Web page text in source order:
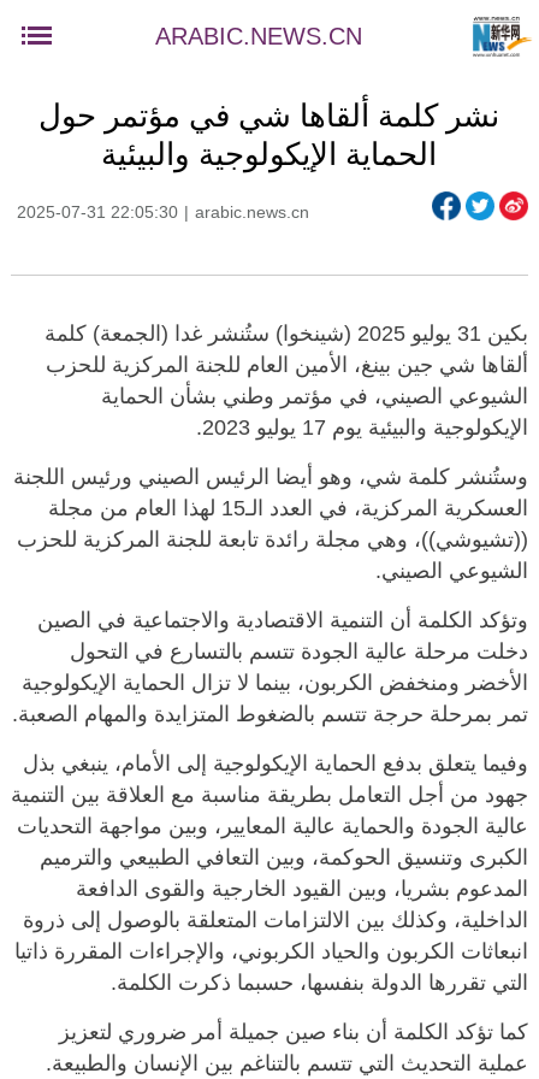
ARABIC.NEWS.CN
نشر كلمة ألقاها شي في مؤتمر حول
الحماية الإيكولوجية والبيئية
2025-07-31 22:05:30 | arabic.news.cn
بكين 31 يوليو 2025 (شينخوا) ستُنشر غدا (الجمعة) كلمة
ألقاها شي جين بينغ، الأمين العام للجنة المركزية للحزب
الشيوعي الصيني، في مؤتمر وطني بشأن الحماية
الإيكولوجية والبيئية يوم 17 يوليو 2023.
وستُنشر كلمة شي، وهو أيضا الرئيس الصيني ورئيس اللجنة
العسكرية المركزية، في العدد الـ15 لهذا العام من مجلة
((تشيوشي))، وهي مجلة رائدة تابعة للجنة المركزية للحزب
الشيوعي الصيني.
وتؤكد الكلمة أن التنمية الاقتصادية والاجتماعية في الصين
دخلت مرحلة عالية الجودة تتسم بالتسارع في التحول
الأخضر ومنخفض الكربون، بينما لا تزال الحماية الإيكولوجية
تمر بمرحلة حرجة تتسم بالضغوط المتزايدة والمهام الصعبة.
وفيما يتعلق بدفع الحماية الإيكولوجية إلى الأمام، ينبغي بذل
جهود من أجل التعامل بطريقة مناسبة مع العلاقة بين التنمية
عالية الجودة والحماية عالية المعايير، وبين مواجهة التحديات
الكبرى وتنسيق الحوكمة، وبين التعافي الطبيعي والترميم
المدعوم بشريا، وبين القيود الخارجية والقوى الدافعة
الداخلية، وكذلك بين الالتزامات المتعلقة بالوصول إلى ذروة
انبعاثات الكربون والحياد الكربوني، والإجراءات المقررة ذاتيا
التي تقررها الدولة بنفسها، حسبما ذكرت الكلمة.
كما تؤكد الكلمة أن بناء صين جميلة أمر ضروري لتعزيز
عملية التحديث التي تتسم بالتناغم بين الإنسان والطبيعة.